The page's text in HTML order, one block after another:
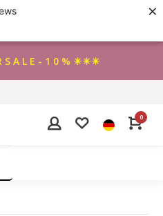
×
S A L E - 1 0 % ☀☀☀
0